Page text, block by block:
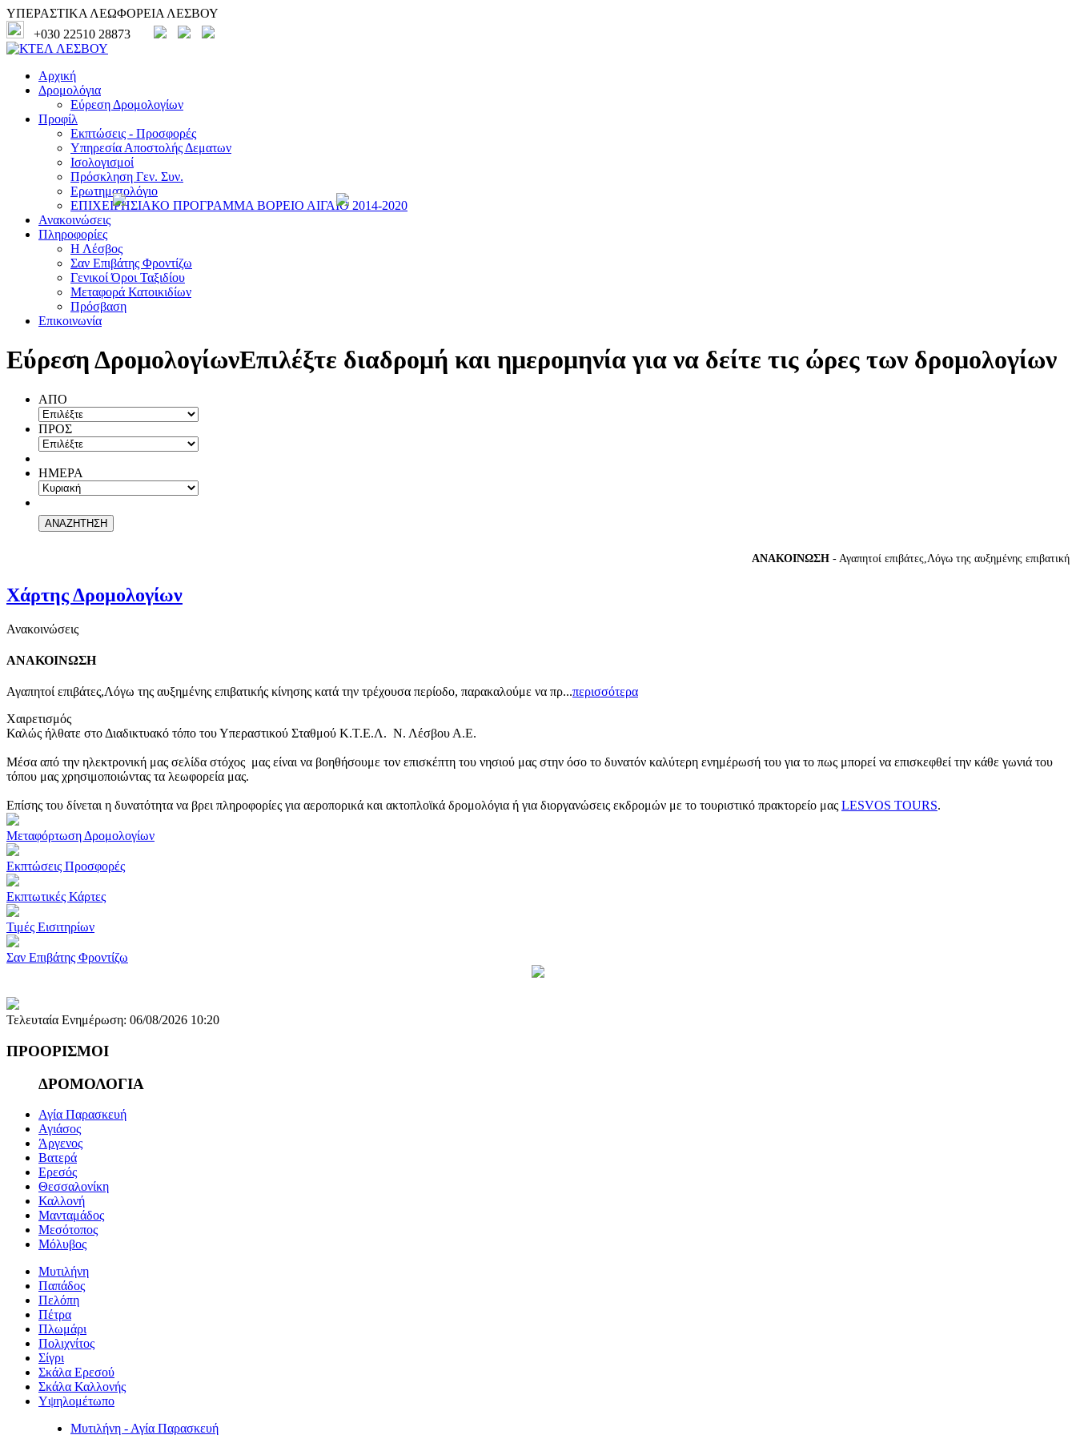
ΥΠΕΡΑΣΤΙΚΑ ΛΕΩΦΟΡΕΙΑ ΛΕΣΒΟΥ
+030 22510 28873
Αρχική
Δρομολόγια
Εύρεση Δρομολογίων
Προφίλ
Εκπτώσεις - Προσφορές
Υπηρεσία Αποστολής Δεματων
Ισολογισμοί
Πρόσκληση Γεν. Συν.
Ερωτηματολόγιο
ΕΠΙΧΕΙΡΗΣΙΑΚΟ ΠΡΟΓΡΑΜΜΑ ΒΟΡΕΙΟ ΑΙΓΑΙΟ 2014-2020
Ανακοινώσεις
Πληροφορίες
Η Λέσβος
Σαν Επιβάτης Φροντίζω
Γενικοί Όροι Ταξιδίου
Μεταφορά Κατοικιδίων
Πρόσβαση
Επικοινωνία
Εύρεση ΔρομολογίωνΕπιλέξτε διαδρομή και ημερομηνία για να δείτε τις ώρες των δρομολογίων
ΑΠΟ
ΠΡΟΣ
ΗΜΕΡΑ
ΑΝΑΚΟΙΝΩΣΗ- Αγαπητοί επιβάτες,Λόγω της αυξημένης επιβατικής
Χάρτης Δρομολογίων
Ανακοινώσεις
ΑΝΑΚΟΙΝΩΣΗ
Αγαπητοί επιβάτες,Λόγω της αυξημένης επιβατικής κίνησης κατά την τρέχουσα περίοδο, παρακαλούμε να πρ...περισσότερα
Χαιρετισμός
Καλώς ήλθατε στο Διαδικτυακό τόπο του Υπεραστικού Σταθμού Κ.Τ.Ε.Λ. Ν. Λέσβου Α.Ε.
Μέσα από την ηλεκτρονική μας σελίδα στόχος μας είναι να βοηθήσουμε τον επισκέπτη του νησιού μας στην όσο το δυνατόν καλύτερη ενημέρωσή του για το πως μπορεί να επισκεφθεί την κάθε γωνιά του
τόπου μας χρησιμοποιώντας τα λεωφορεία μας.
Επίσης του δίνεται η δυνατότητα να βρει πληροφορίες για αεροπορικά και ακτοπλοϊκά δρομολόγια ή για διοργανώσεις εκδρομών με το τουριστικό πρακτορείο μας LESVOS TOURS.
Μεταφόρτωση Δρομολογίων
Εκπτώσεις Προσφορές
Εκπτωτικές Κάρτες
Τιμές Εισιτηρίων
Σαν Επιβάτης Φροντίζω
Τελευταία Ενημέρωση: 06/08/2026 10:20
ΠΡΟΟΡΙΣΜΟΙ
ΔΡΟΜΟΛΟΓΙΑ
Αγία Παρασκευή
Αγιάσος
Άργενος
Βατερά
Ερεσός
Θεσσαλονίκη
Καλλονή
Μανταμάδος
Μεσότοπος
Μόλυβος
Μυτιλήνη
Παπάδος
Πελόπη
Πέτρα
Πλωμάρι
Πολιχνίτος
Σίγρι
Σκάλα Ερεσού
Σκάλα Καλλονής
Υψηλομέτωπο
Μυτιλήνη - Αγία Παρασκευή